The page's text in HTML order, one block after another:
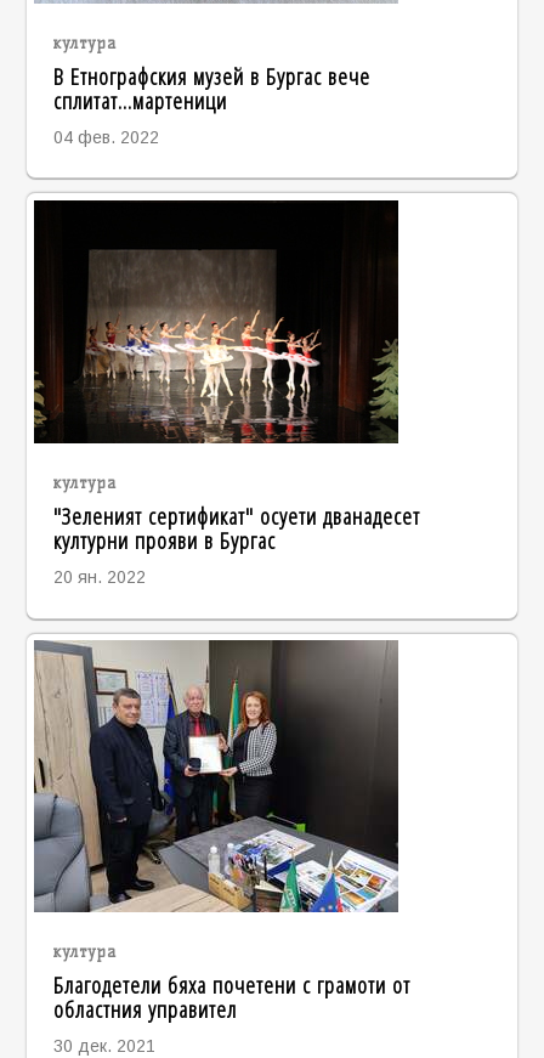
култура
В Етнографския музей в Бургас вече
сплитат...мартеници
04 фев. 2022
култура
"Зеленият сертификат" осуети дванадесет
културни прояви в Бургас
20 ян. 2022
култура
Благодетели бяха почетени с грамоти от
областния управител
30 дек. 2021